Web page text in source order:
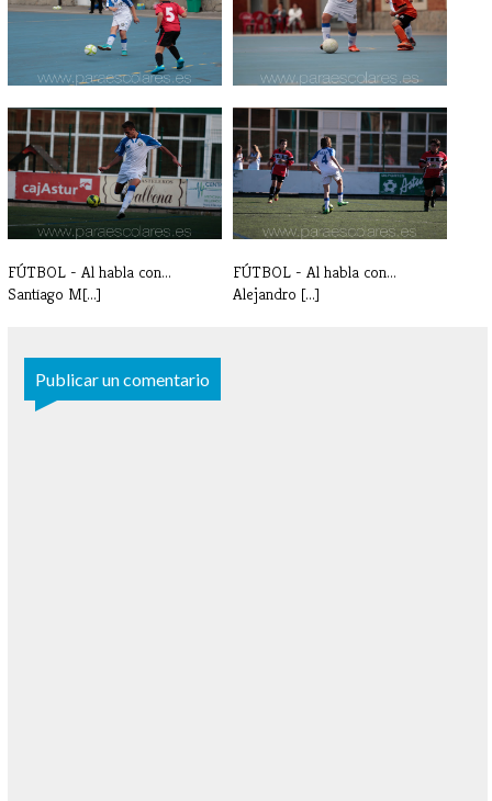
FÚTBOL - Al habla con... Juan
Gisbe[...]
FÚTBOL - Al habla con... Mario
Vald[...]
FÚTBOL - Al habla con...
Santiago M[...]
FÚTBOL - Al habla con...
Alejandro [...]
Publicar un comentario